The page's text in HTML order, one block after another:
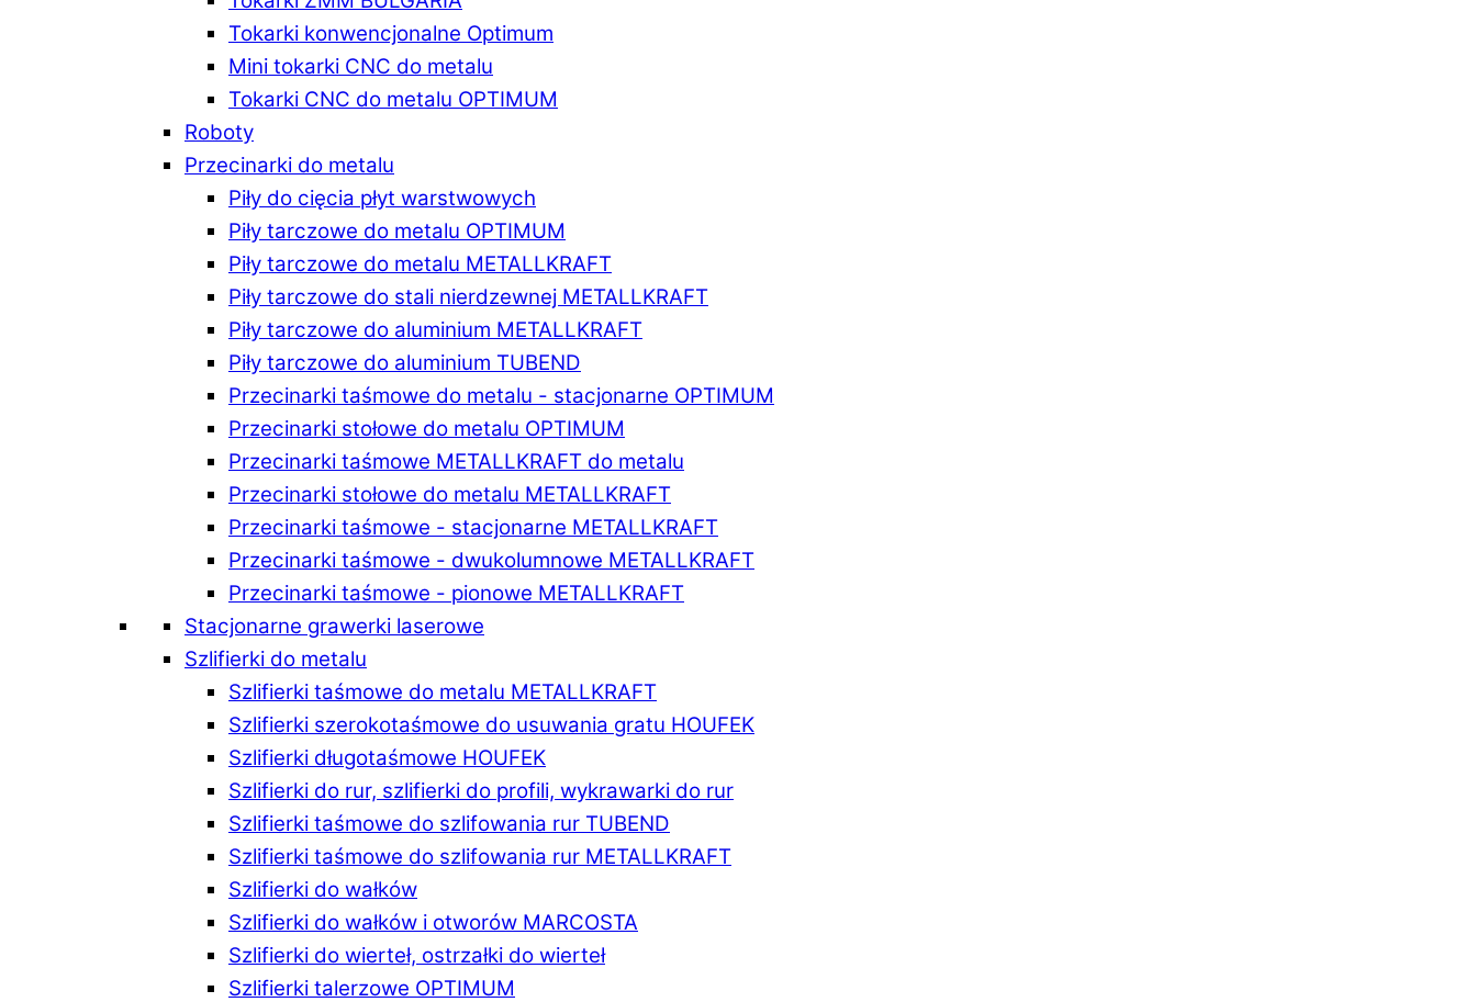
Tokarki konwencjonalne Optimum
Mini tokarki CNC do metalu
Tokarki CNC do metalu OPTIMUM
Roboty
Przecinarki do metalu
Piły do cięcia płyt warstwowych
Piły tarczowe do metalu OPTIMUM
Piły tarczowe do metalu METALLKRAFT
Piły tarczowe do stali nierdzewnej METALLKRAFT
Piły tarczowe do aluminium METALLKRAFT
Piły tarczowe do aluminium TUBEND
Przecinarki taśmowe do metalu - stacjonarne OPTIMUM
Przecinarki stołowe do metalu OPTIMUM
Przecinarki taśmowe METALLKRAFT do metalu
Przecinarki stołowe do metalu METALLKRAFT
Przecinarki taśmowe - stacjonarne METALLKRAFT
Przecinarki taśmowe - dwukolumnowe METALLKRAFT
Przecinarki taśmowe - pionowe METALLKRAFT
Stacjonarne grawerki laserowe
Szlifierki do metalu
Szlifierki taśmowe do metalu METALLKRAFT
Szlifierki szerokotaśmowe do usuwania gratu HOUFEK
Szlifierki długotaśmowe HOUFEK
Szlifierki do rur, szlifierki do profili, wykrawarki do rur
Szlifierki taśmowe do szlifowania rur TUBEND
Szlifierki taśmowe do szlifowania rur METALLKRAFT
Szlifierki do wałków
Szlifierki do wałków i otworów MARCOSTA
Szlifierki do wierteł, ostrzałki do wierteł
Szlifierki talerzowe OPTIMUM